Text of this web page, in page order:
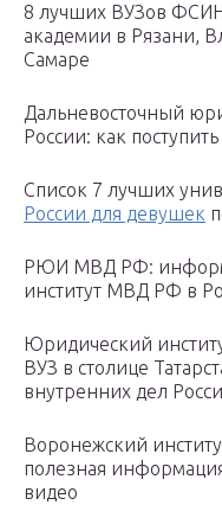
8 лучших ВУЗов
академии в Рязани,
Самаре
Дальневосточный
России: как
Список 7 лучших
России для девушек
РЮИ МВД РФ:
институт МВД РФ в
Юридический
ВУЗ в столице
внутренних дел
Воронежский
полезная
видео